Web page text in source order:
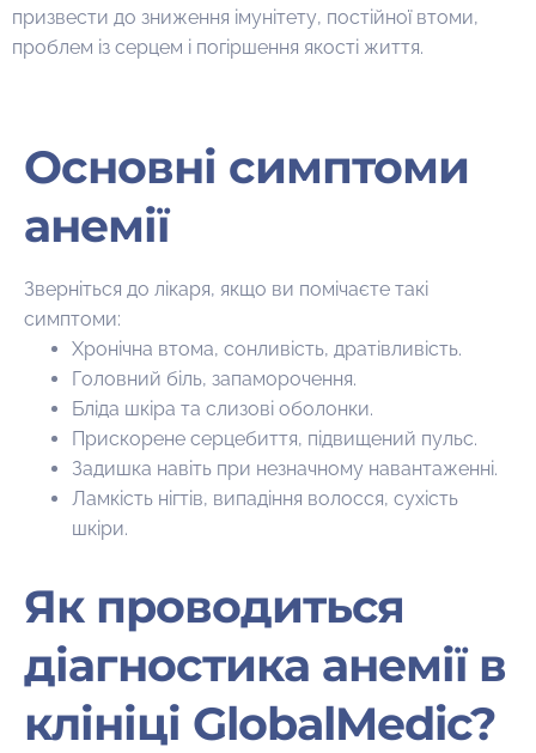
призвести до зниження імунітету, постійної втоми,
проблем із серцем і погіршення якості життя.
Основні симптоми
анемії
Зверніться до лікаря, якщо ви помічаєте такі
симптоми:
Хронічна втома, сонливість, дратівливість.
Головний біль, запаморочення.
Бліда шкіра та слизові оболонки.
Прискорене серцебиття, підвищений пульс.
Задишка навіть при незначному навантаженні.
Ламкість нігтів, випадіння волосся, сухість
шкіри.
Як проводиться
діагностика анемії в
клініці GlobalMedic?